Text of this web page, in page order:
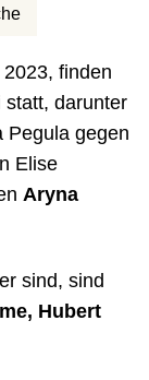
finden
statt, darunter
Pegula gegen
Elise
Aryna
sind, sind
Hubert